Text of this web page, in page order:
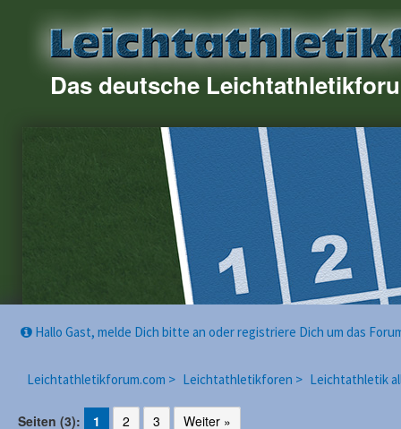
Das deutsche
Hallo Gast, melde Dich bitte an oder registriere Dich um das
Leichtathletikforum.com > Leichtathletikforen > Leichtathletik
Seiten (3): 1 2 3 Weiter »